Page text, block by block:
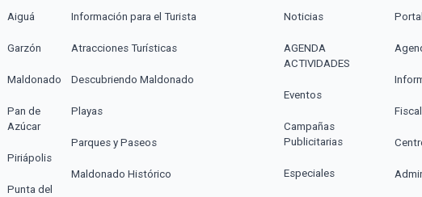
Aiguá
Garzón
Maldonado
Pan de
Azúcar
Piriápolis
Punta del
Información para el Turista
Atracciones Turísticas
Descubriendo Maldonado
Playas
Parques y Paseos
Maldonado Histórico
Noticias
AGENDA
ACTIVIDADES
Eventos
Campañas
Publicitarias
Especiales